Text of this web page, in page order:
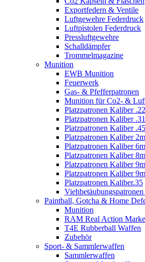
Exportfedern & Ventile
Luftgewehre Federdruck
Luftpistolen Federdruck
Pressluftgewehre
Schalldämpfer
Trommelmagazine
Munition
EWB Munition
Feuerwerk
Gas- & Pfefferpatronen
Munition für Co2- &
Platzpatronen Kaliber
Platzpatronen Kaliber
Platzpatronen Kaliber .45
Platzpatronen Kaliber
Platzpatronen Kaliber
Platzpatronen Kaliber
Platzpatronen Kaliber
Platzpatronen Kaliber
Platzpatronen Kaliber.35
Paintball, Gotcha & Home
Munition
RAM Real Action
T4E Rubberball Waffen
Zubehör
Sport- & Sammlerwaffen
Sammlerwaffen